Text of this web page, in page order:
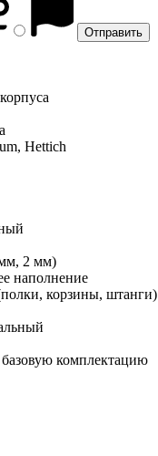
Hettich
2 мм)
наполнение
корзины, штанги)
базовую комплектацию